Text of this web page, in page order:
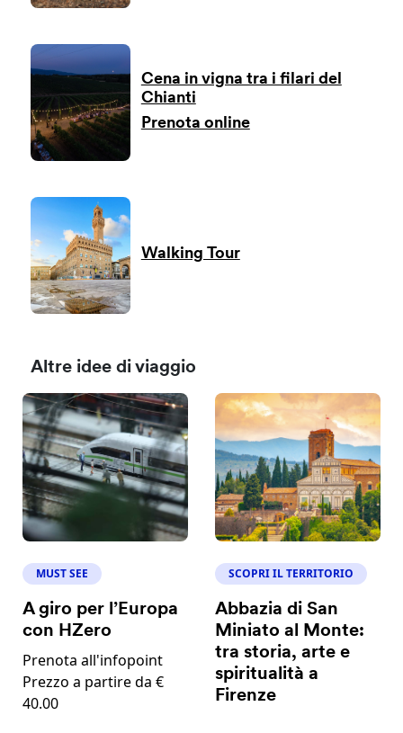
Cena in vigna tra i filari del
Chianti
Prenota online
Walking Tour
Altre idee di viaggio
MUST SEE
A giro per l’Europa
con HZero
Prenota all'infopoint
Prezzo a partire da €
40.00
SCOPRI IL TERRITORIO
Abbazia di San
Miniato al Monte:
tra storia, arte e
spiritualità a
Firenze